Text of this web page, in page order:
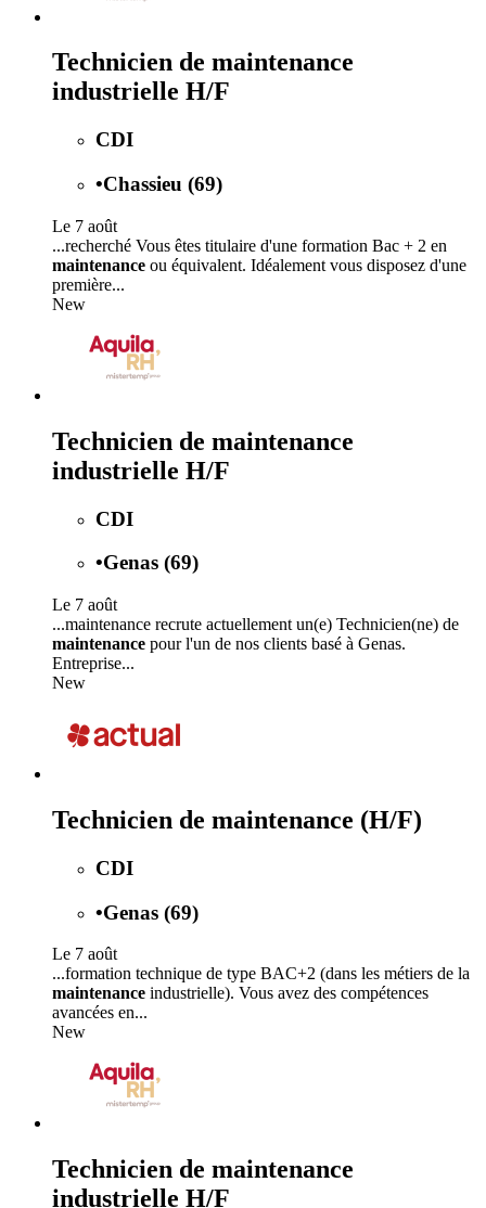
Technicien de maintenance
industrielle H/F
CDI
•Chassieu (69)
Le 7 août
...recherché Vous êtes titulaire d'une formation Bac + 2 en
maintenance ou équivalent. Idéalement vous disposez d'une
première...
New
Technicien de maintenance
industrielle H/F
CDI
•Genas (69)
Le 7 août
...maintenance recrute actuellement un(e) Technicien(ne) de
maintenance pour l'un de nos clients basé à Genas.
Entreprise...
New
Technicien de maintenance (H/F)
CDI
•Genas (69)
Le 7 août
...formation technique de type BAC+2 (dans les métiers de la
maintenance industrielle). Vous avez des compétences
avancées en...
New
Technicien de maintenance
industrielle H/F